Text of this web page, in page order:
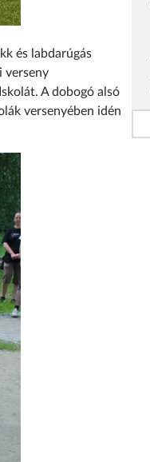
és labdarúgás
ti verseny
A dobogó alsó
versenyében idén